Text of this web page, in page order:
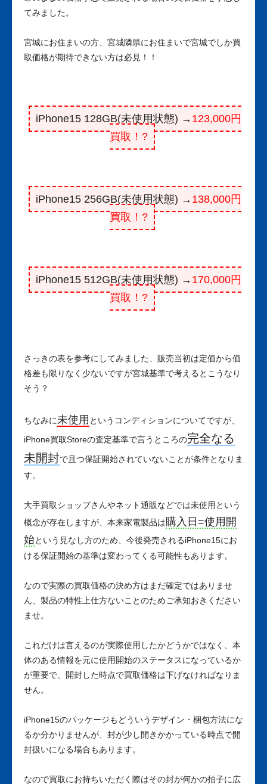
てみました。
宮城にお住まいの方、宮城隣県にお住まいで宮城でしか買
取価格が期待できない方は必見！！
iPhone15 128GB(未使用状態) → 123,000円
買取！?
iPhone15 256GB(未使用状態) → 138,000円
買取！?
iPhone15 512GB(未使用状態) → 170,000円
買取！?
さっきの表を参考にしてみました、販売当初は定価から価
格差も限りなく少ないですが宮城基準で考えるとこうなり
そう？
ちなみに未使用 というコンディションについてですが、
iPhone買取Storeの査定基準で言うところの完全なる
未開封で且つ保証開始されていないことが条件となりま
す。
大手買取ショップさんやネット通販などでは未使用という
概念が存在しますが、本来家電製品は購入日=使用開
始という見なし方のため、今後発売されるiPhone15にお
ける保証開始の基準は変わってくる可能性もあります。
なので実際の買取価格の決め方はまだ確定ではありませ
ん、製品の特性上仕方ないことのためご承知おきください
ませ。
これだけは言えるのが実際使用したかどうかではなく、本
体のある情報を元に使用開始のステータスになっているか
が重要で、開封した時点で買取価格は下げなければなりま
せん。
iPhone15のパッケージもどういうデザイン・梱包方法にな
るか分かりませんが、封が少し開きかかっている時点で開
封扱いになる場合もあります。
なので買取にお持ちいただく際はその封が何かの拍子に広